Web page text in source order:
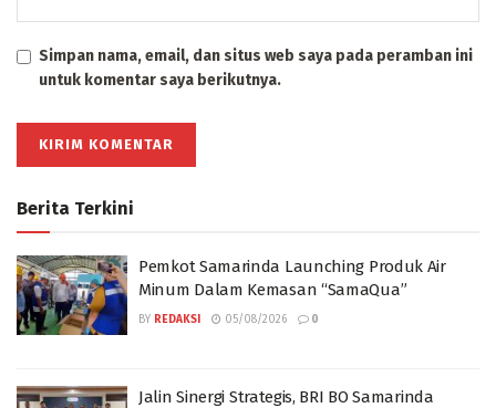
Simpan nama, email, dan situs web saya pada peramban ini
untuk komentar saya berikutnya.
Berita Terkini
Pemkot Samarinda Launching Produk Air
Minum Dalam Kemasan “SamaQua”
BY REDAKSI 05/08/2026 0
Jalin Sinergi Strategis, BRI BO Samarinda